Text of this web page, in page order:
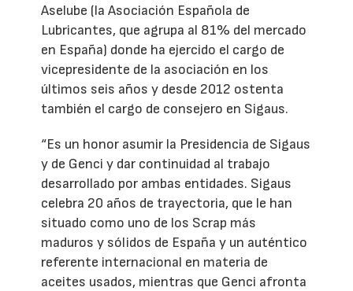
Aselube (la Asociación Española de
Lubricantes, que agrupa al 81% del mercado
en España) donde ha ejercido el cargo de
vicepresidente de la asociación en los
últimos seis años y desde 2012 ostenta
también el cargo de consejero en Sigaus.
“Es un honor asumir la Presidencia de Sigaus
y de Genci y dar continuidad al trabajo
desarrollado por ambas entidades. Sigaus
celebra 20 años de trayectoria, que le han
situado como uno de los Scrap más
maduros y sólidos de España y un auténtico
referente internacional en materia de
aceites usados, mientras que Genci afronta